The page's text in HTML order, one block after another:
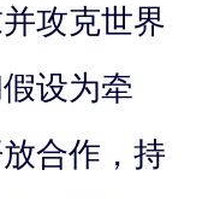
攻克世界
设为牵
合作，持